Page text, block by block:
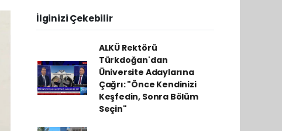
İlginizi Çekebilir
ALKÜ Rektörü
Türkdoğan'dan
Üniversite Adaylarına
Çağrı: "Önce Kendinizi
Keşfedin, Sonra Bölüm
Seçin"